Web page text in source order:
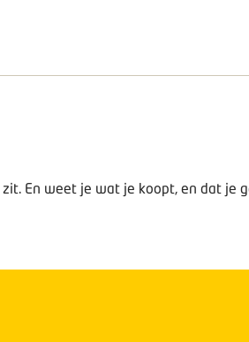
En weet je wat je koopt, en dat je